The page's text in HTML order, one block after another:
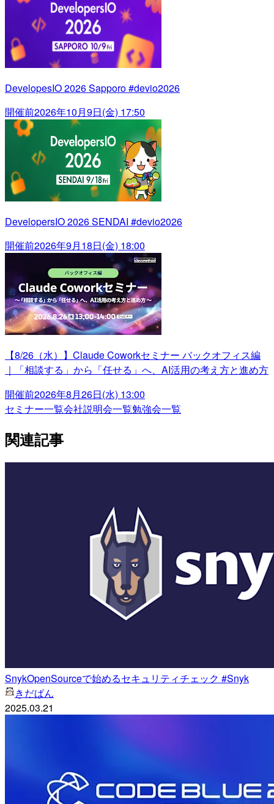
DevelopesIO 2026 Sapporo #devio2026
開催前2026年10月9日(金) 17:50
DevelopersIO 2026 SENDAI #devio2026
開催前2026年9月18日(金) 18:00
【8/26（水）】Claude Coworkセミナー バックオフィス編
｜「相談する」から「任せる」へ、AI活用の考え方と進め方
開催前2026年8月26日(水) 13:00
セミナー一覧会社説明会一覧勉強会一覧
関連記事
SnykOpenSourceで始めるセキュリティチェック #Snyk
きだぱん
2025.03.21